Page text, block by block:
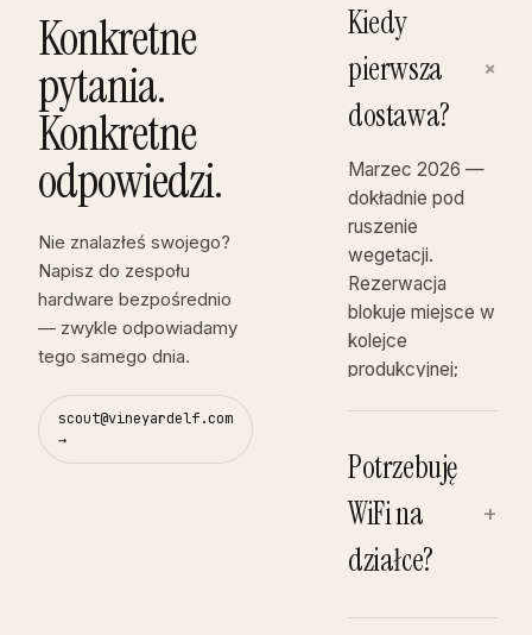
Konkretne
pytania.
Konkretne
odpowiedzi.
Nie znalazłeś swojego?
Napisz do zespołu
hardware bezpośrednio
— zwykle odpowiadamy
tego samego dnia.
scout@vineyardelf.com
→
Kiedy
pierwsza
dostawa?
+
Marzec 2026 —
dokładnie pod
ruszenie
wegetacji.
Rezerwacja
blokuje miejsce w
kolejce
produkcyjnej;
Potrzebuję
WiFi na
działce?
+
Nie. Scout Base